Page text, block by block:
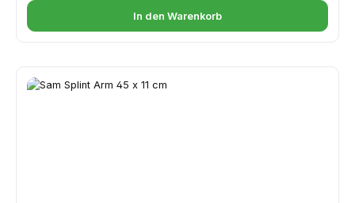
In den Warenkorb